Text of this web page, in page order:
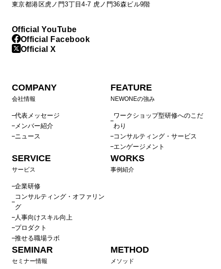
東京都港区虎ノ門3丁目4-7 虎ノ門36森ビル9階
Official YouTube
Official Facebook
Official X
COMPANY
会社情報
代表メッセージ
メンバー紹介
ニュース
FEATURE
NEWONEの強み
ワークショップ型研修へのこだ
わり
コンサルティング・サービス
エンゲージメント
SERVICE
サービス
企業研修
コンサルティング・オファリン
グ
人事向けスキル向上
プロダクト
推せる職場ラボ
WORKS
事例紹介
SEMINAR
セミナー情報
METHOD
メソッド